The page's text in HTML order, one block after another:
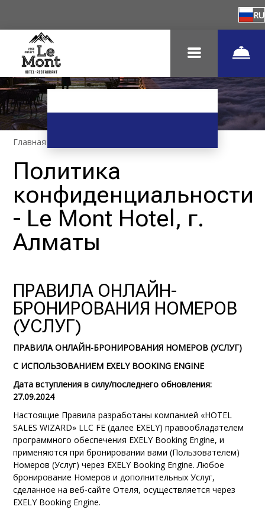
RU
Главная
Политика
конфиденциальности
- Le Mont Hotel, г.
Алматы
ПРАВИЛА ОНЛАЙН-
БРОНИРОВАНИЯ НОМЕРОВ
(УСЛУГ)
ПРАВИЛА ОНЛАЙН-БРОНИРОВАНИЯ НОМЕРОВ (УСЛУГ)
С ИСПОЛЬЗОВАНИЕМ EXELY BOOKING ENGINE
Дата вступления в силу/последнего обновления:
27.09.2024
Настоящие Правила разработаны компанией «HOTEL
SALES WIZARD» LLC FE (далее EXELY) правообладателем
программного обеспечения EXELY Booking Engine, и
применяются при бронировании вами (Пользователем)
Номеров (Услуг) через EXELY Booking Engine. Любое
бронирование Номеров и дополнительных Услуг,
сделанное на веб-сайте Отеля, осуществляется через
EXELY Booking Engine.